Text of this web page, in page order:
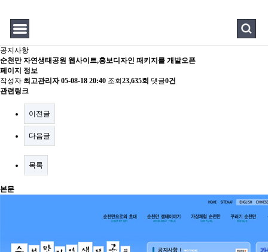
공지사항
순천만 자연생태공원 웹사이트,홍보디자인 패키지를 개발오픈
페이지 정보
작성자 최고관리자 05-08-18 20:40 조회 23,635회 댓글0건
관련링크
이전글
다음글
목록
본문